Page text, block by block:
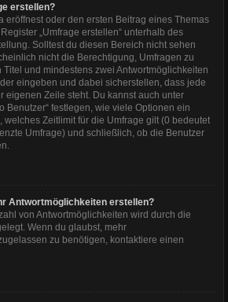
erstellen?
eröffnest oder den ersten Beitrag eines Themas
„Umfrage erstellen“ unterhalb des
Solltest du diesen Bereich nicht sehen
nicht die Berechtigung, Umfragen zu
und mindestens zwei Antwortmöglichkeiten
eingeben und dabei sicherstellen, dass jede
eigenen Zeile steht. Du kannst auch unter
Benutzer“ festlegen, wie viele Optionen ein
welches Zeitlimit für die Umfrage gilt (0 bedeutet
Umfrage) und schließlich, ob die Benutzer
Antwortmöglichkeiten erstellen?
von Antwortmöglichkeiten wird durch die
Wenn du glaubst, mehr
zu benötigen, kontaktiere einen